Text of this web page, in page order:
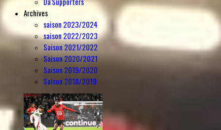
Archives
saison 2023/2024
saison 2022/2023
Saison 2021/2022
Saison 2020/2021
Saison 2019/2020
Saison 2018/2019